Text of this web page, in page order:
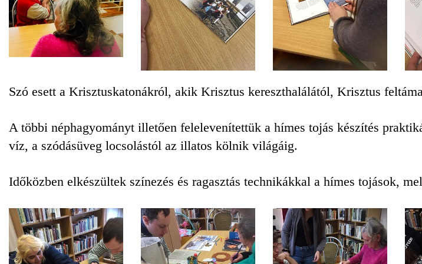
Szó esett a Krisztuskatonákról, akik Krisztus kereszthalálától, Krisztus
A többi néphagyományt illetően felelevenítettük a hímes tojás készítés
víz, a szódásüveg locsolástól az illatos kölnik világáig.
Időközben elkészültek színezés és ragasztás technikákkal a hímes tojások,